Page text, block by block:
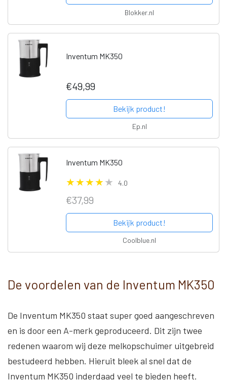
Blokker.nl
Inventum MK350
€49,99
Bekijk product!
Ep.nl
Inventum MK350
4.0
€37,99
Bekijk product!
Coolblue.nl
De voordelen van de Inventum MK350
De Inventum MK350 staat super goed aangeschreven
en is door een A-merk geproduceerd. Dit zijn twee
redenen waarom wij deze melkopschuimer uitgebreid
bestudeerd hebben. Hieruit bleek al snel dat de
Inventum MK350 inderdaad veel te bieden heeft.